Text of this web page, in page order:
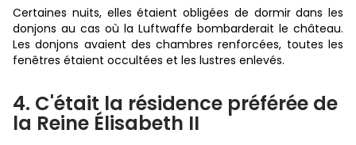
Certaines nuits, elles étaient obligées de dormir dans les
donjons au cas où la Luftwaffe bombarderait le château.
Les donjons avaient des chambres renforcées, toutes les
fenêtres étaient occultées et les lustres enlevés.
4. C'était la résidence préférée de
la Reine Élisabeth II